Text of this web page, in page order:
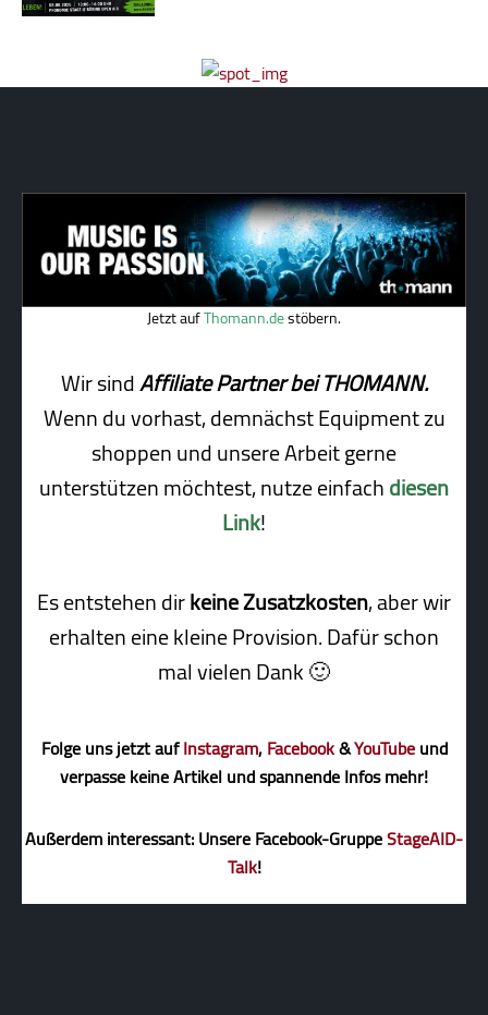
Jetzt aufThomann.destöbern.
Wir sindAffiliate Partner bei THOMANN.
Wenn du vorhast, demnächst Equipment zu
shoppen und unsere Arbeit gerne
unterstützen möchtest, nutze einfachdiesen
Link!
Es entstehen dirkeine Zusatzkosten, aber wir
erhalten eine kleine Pro­vi­sion. Dafür schon
mal vielen Dank 🙂
Folge uns jetzt aufInstagram,Facebook&YouTubeund
verpasse keine Artikel und spannende Infos mehr!
Außerdem interessant: Unsere Facebook-GruppeStageAID-
Talk!